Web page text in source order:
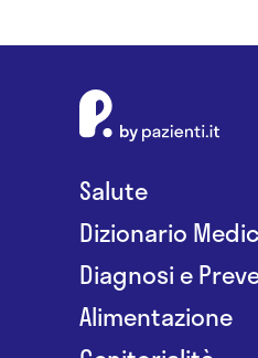
Salute
Dizionario
Diagnosi e
Alimentazione